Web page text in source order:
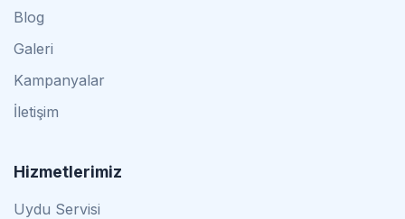
Blog
Galeri
Kampanyalar
İletişim
Hizmetlerimiz
Uydu Servisi